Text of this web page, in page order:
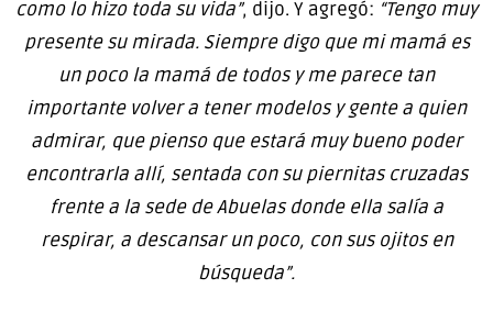
como lo hizo toda su vida”, dijo. Y agregó: “Tengo muy
presente su mirada. Siempre digo que mi mamá es
un poco la mamá de todos y me parece tan
importante volver a tener modelos y gente a quien
admirar, que pienso que estará muy bueno poder
encontrarla allí, sentada con su piernitas cruzadas
frente a la sede de Abuelas donde ella salía a
respirar, a descansar un poco, con sus ojitos en
búsqueda”.